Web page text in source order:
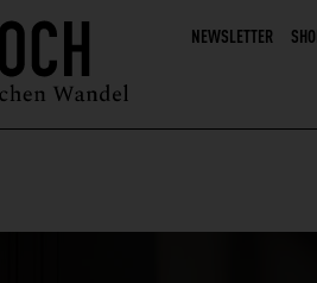
NEWSLETTER
UNS SYMPOSIUM